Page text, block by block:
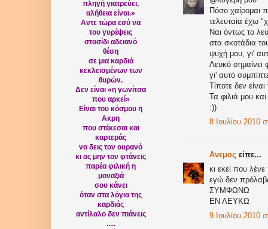
Πόσο χαίρομαι
τελευταία έχω
Ναι όντως το
στα σκοτάδια
ψυχή μου, γι'
Λευκό σημαίνει
γι' αυτό
Τίποτε δεν
Τα φιλιά μου
:))
8 Ιουλίου 2010
Aνεμος είπε...
κι εκεί που
εγώ δεν
ΣΥΜΦΩΝΩ
ΕΝ ΛΕΥΚΩ
9 Ιουλίου 2010
πληγή γιατρεύει,
αλήθεια είναι.»
Αντε τώρα εσύ να
του γυρέψεις
στασίδι αδειανό
θέση
σε μια καρδιά
κεκλεισμένων των
θυρών.
Δεν είναι «η γωνίτσα
που αρκεί»
Είναι του κόσμου η
Ακρη
που στέκεσαι και
καρτεράς
να δεις τον ουρανό
κι ας μην τον φτάνεις
παρέα φιλική η
μοναξιά
σου κάνει
όταν στα λόγια της
καρδιάς
αντίλαλο δεν πιάνεις
.....